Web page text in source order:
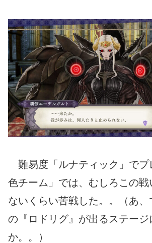
難易度「ルナティック」でプ
色チーム」では、むしろこの戦
ないくらい苦戦した。。（あ
の『ロドリグ』が出るステージ
か。。）